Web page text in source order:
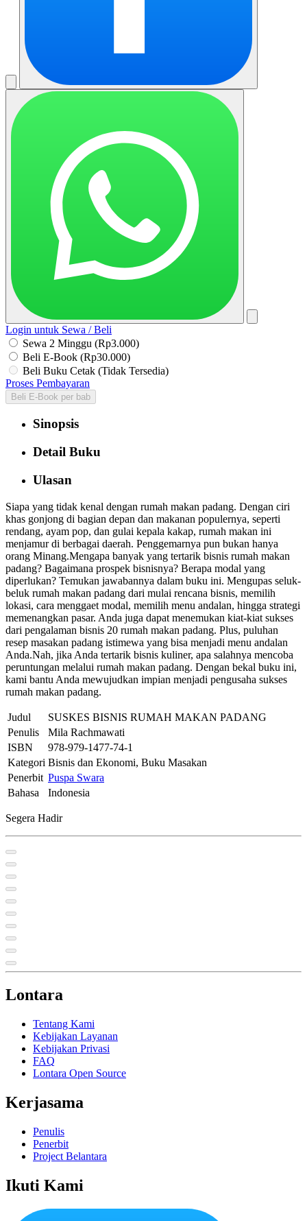
Login untuk Sewa / Beli
Sewa 2 Minggu (Rp3.000)
Beli E-Book (Rp30.000)
Beli Buku Cetak (Tidak Tersedia)
Proses Pembayaran
Beli E-Book per bab
Sinopsis
Detail Buku
Ulasan
Siapa yang tidak kenal dengan rumah makan padang. Dengan ciri
khas gonjong di bagian depan dan makanan populernya, seperti
rendang, ayam pop, dan gulai kepala kakap, rumah makan ini
menjamur di berbagai daerah. Penggemarnya pun bukan hanya
orang Minang.Mengapa banyak yang tertarik bisnis rumah makan
padang? Bagaimana prospek bisnisnya? Berapa modal yang
diperlukan? Temukan jawabannya dalam buku ini. Mengupas seluk-
beluk rumah makan padang dari mulai rencana bisnis, memilih
lokasi, cara menggaet modal, memilih menu andalan, hingga strategi
memenangkan pasar. Anda juga dapat menemukan kiat-kiat sukses
dari pengalaman bisnis 20 rumah makan padang. Plus, puluhan
resep masakan padang istimewa yang bisa menjadi menu andalan
Anda.Nah, jika Anda tertarik bisnis kuliner, apa salahnya mencoba
peruntungan melalui rumah makan padang. Dengan bekal buku ini,
kami bantu Anda mewujudkan impian menjadi pengusaha sukses
rumah makan padang.
Judul
SUSKES BISNIS RUMAH MAKAN PADANG
Penulis
Mila Rachmawati
ISBN
978-979-1477-74-1
Kategori Bisnis dan Ekonomi, Buku Masakan
Penerbit Puspa Swara
Bahasa
Indonesia
Segera Hadir
Lontara
Tentang Kami
Kebijakan Layanan
Kebijakan Privasi
FAQ
Lontara Open Source
Kerjasama
Penulis
Penerbit
Project Belantara
Ikuti Kami